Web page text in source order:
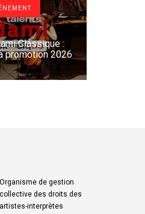
Classique :
promotion 2026
Organisme de gestion
collective des droits des
artistes-interprètes